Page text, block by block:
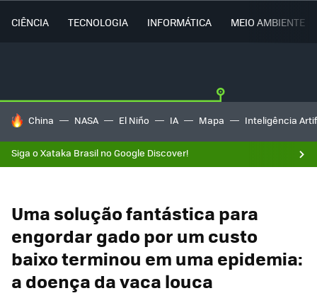
CIÊNCIA TECNOLOGIA INFORMÁTICA MEIO AMBIENTE
TENDÊNCIAS DO DIA
China NASA El Niño IA Mapa Inteligência
Siga o Xataka Brasil no Google Discover!
Uma solução fantástica para
engordar gado por um custo
baixo terminou em uma epidemia:
a doença da vaca louca